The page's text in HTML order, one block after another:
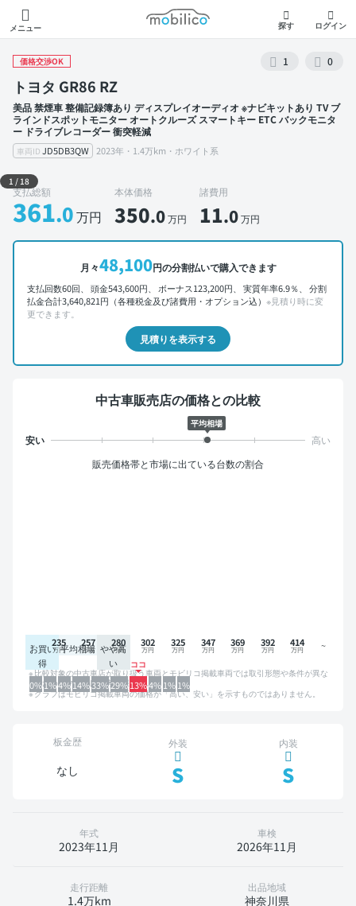
メニュー
モビリコ
探す ログイン
価格交渉OK 1 0
トヨタ GR86 RZ
美品 禁煙車 整備記録簿あり ディスプレイオーディオ ※ナビキットあり TV ブ
ラインドスポットモニター オートクルーズ スマートキー ETC バックモニタ
ー ドライブレコーダー 衝突軽減
車両ID JD5DB3QW 2023年・1.4万km・ホワイト系
外装 左前
1 /18
支払総額
361.0万円
本体価格
350.0万円
諸費用
11.0万円
月々48,100円の分割払いで購入できます
支払回数60回、 頭金543,600円、 ボーナス123,200円、 実質年率6.9％、 分割
払金合計3,640,821円（各種税金及び諸費用・オプション込） ※見積り時に変
更できます。
見積りを表示する
中古車販売店の価格との比較
平均相場
販売価格帯と市場に出ている台数の割合
お買い
得
平均相場 やや高
い
0%1%4%14%33%29%13%4%1%1%
235 257 280 302 325 347 369 392 414
比較対象の中古車店が取り扱う車両とモビリコ掲載車両では取引形態や条件が異な
るため、グラフは参考情報です。
グラフはモビリコ掲載車両の価格が「高い、安い」を示すものではありません。
板金歴
なし
外装
S
内装
S
年式
2023年11月
車検
2026年11月
走行距離
1.4万km
出品地域
神奈川県